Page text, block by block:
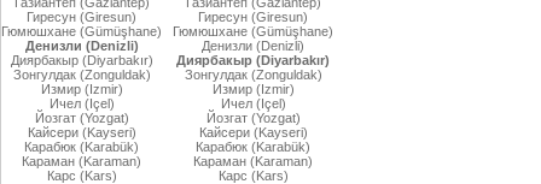
Гиресун (Giresun)
Гюмюшхане (Gümüşhane)
Денизли (Denizli)
Диярбакыр (Diyarbakır)
Зонгулдак (Zonguldak)
Измир (Izmir)
Ичел (Içel)
Йозгат (Yozgat)
Кайсери (Kayseri)
Карабюк (Karabük)
Караман (Karaman)
Карс (Kars)
Гиресун (Giresun)
Гюмюшхане (Gümüşhane)
Денизли (Denizli)
Диярбакыр (Diyarbakır)
Зонгулдак (Zonguldak)
Измир (Izmir)
Ичел (Içel)
Йозгат (Yozgat)
Кайсери (Kayseri)
Карабюк (Karabük)
Караман (Karaman)
Карс (Kars)